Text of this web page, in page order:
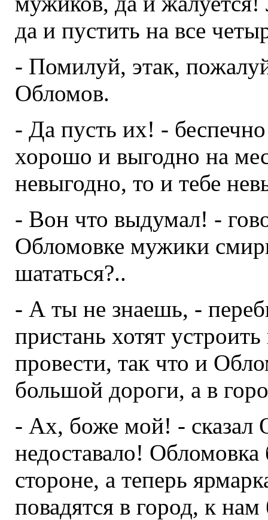
да и пустить на все
- Помилуй, этак,
Обломов.
- Да пусть их! -
хорошо и выгодно на
невыгодно, то и тебе
- Вон что выдумал! -
Обломовке мужики
шататься?..
- А ты не знаешь, -
пристань хотят
провести, так что и
большой дороги, а в
- Ах, боже мой! - сказал
недоставало!
стороне, а теперь
повадятся в город, к